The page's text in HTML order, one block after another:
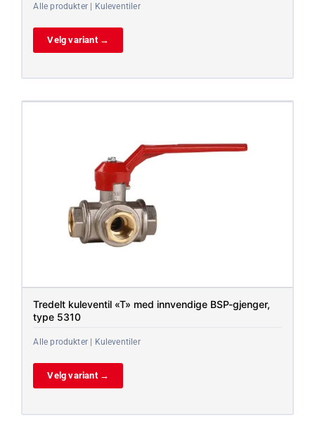
Alle produkter | Kuleventiler
Velg variant →
Tredelt kuleventil «T» med innvendige BSP-gjenger,
type 5310
Alle produkter | Kuleventiler
Velg variant →